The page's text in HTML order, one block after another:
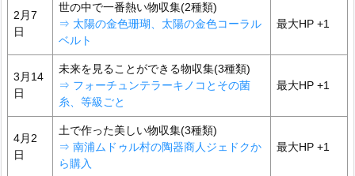
2月7
日
世の中で一番熱い物収集(2種類)
⇒ 太陽の金色珊瑚、太陽の金色コーラル
ベルト
最大HP +1
3月14
日
未来を見ることができる物収集(3種類)
⇒ フォーチュンテラーキノコとその菌
糸、等級ごと
最大HP +1
4月2
日
土で作った美しい物収集(3種類)
⇒ 南浦ムドゥル村の陶器商人ジェドクか
ら購入
最大HP +1